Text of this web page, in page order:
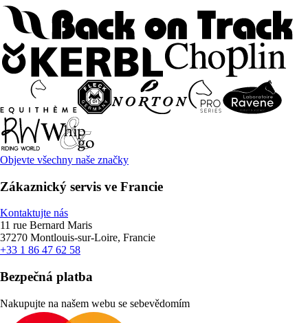
Objevte všechny naše značky
Zákaznický servis ve Francie
Kontaktujte nás
11 rue Bernard Maris
37270 Montlouis-sur-Loire, Francie
+33 1 86 47 62 58
Bezpečná platba
Nakupujte na našem webu se sebevědomím